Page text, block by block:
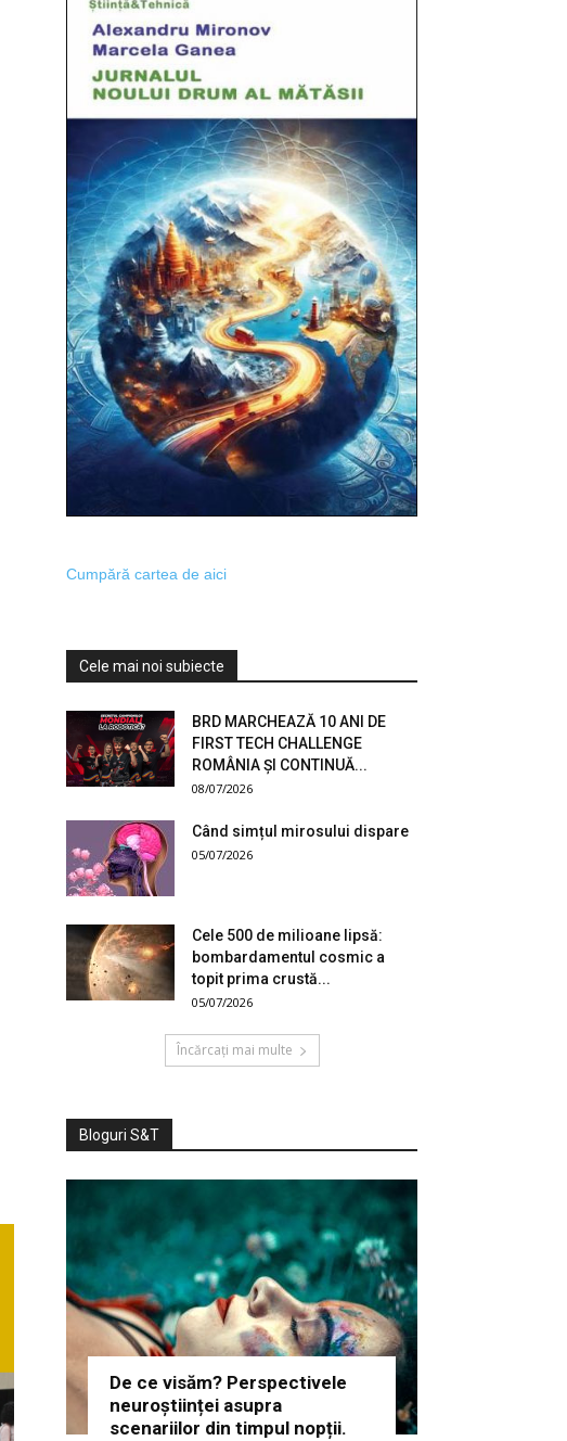
Cumpără cartea de aici
Cele mai noi subiecte
BRD MARCHEAZĂ 10 ANI DE
FIRST TECH CHALLENGE
ROMÂNIA ȘI CONTINUĂ...
08/07/2026
Când simțul mirosului dispare
05/07/2026
Cele 500 de milioane lipsă:
bombardamentul cosmic a
topit prima crustă...
05/07/2026
Încărcați mai multe
Bloguri S&T
De ce visăm? Perspectivele
neuroștiinței asupra
scenariilor din timpul nopții.